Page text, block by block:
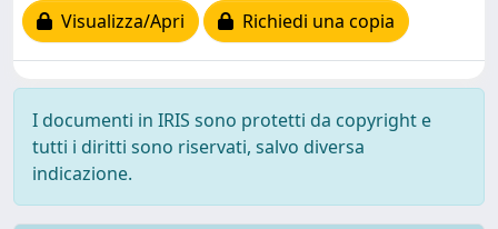
Visualizza/Apri
Richiedi una copia
I documenti in IRIS sono protetti da copyright e
tutti i diritti sono riservati, salvo diversa
indicazione.